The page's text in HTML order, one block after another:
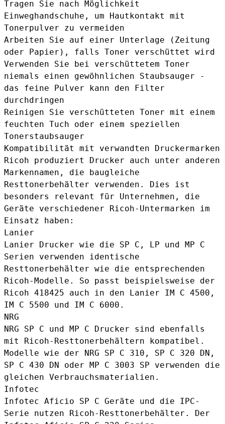
Tragen Sie nach Möglichkeit
Einweghandschuhe, um Hautkontakt mit
Tonerpulver zu vermeiden
Arbeiten Sie auf einer Unterlage (Zeitung
oder Papier), falls Toner verschüttet wird
Verwenden Sie bei verschüttetem Toner
niemals einen gewöhnlichen Staubsauger -
das feine Pulver kann den Filter
durchdringen
Reinigen Sie verschütteten Toner mit einem
feuchten Tuch oder einem speziellen
Tonerstaubsauger
Kompatibilität mit verwandten Druckermarken
Ricoh produziert Drucker auch unter anderen
Markennamen, die baugleiche
Resttonerbehälter verwenden. Dies ist
besonders relevant für Unternehmen, die
Geräte verschiedener Ricoh-Untermarken im
Einsatz haben:
Lanier
Lanier Drucker wie die SP C, LP und MP C
Serien verwenden identische
Resttonerbehälter wie die entsprechenden
Ricoh-Modelle. So passt beispielsweise der
Ricoh 418425 auch in den Lanier IM C 4500,
IM C 5500 und IM C 6000.
NRG
NRG SP C und MP C Drucker sind ebenfalls
mit Ricoh-Resttonerbehältern kompatibel.
Modelle wie der NRG SP C 310, SP C 320 DN,
SP C 430 DN oder MP C 3003 SP verwenden die
gleichen Verbrauchsmaterialien.
Infotec
Infotec Aficio SP C Geräte und die IPC-
Serie nutzen Ricoh-Resttonerbehälter. Der